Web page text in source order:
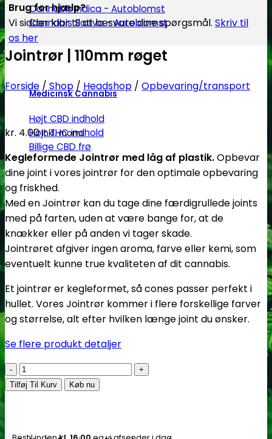
Cannabis Indica - Autoblomst
Cannabis Sativa - Autoblomst
Medicinsk Cannabis
Højt CBD indhold
Højt THC indhold
Billige CBD frø
Brug for hjælp?
Vi sidder klar til at besvare dine spørgsmål. Skriv til
os her
Jointrør | 110mm røget
Forside / Shop / Headshop / Opbevaring/transport
kr. 4.00 Inkl. moms
Kegleformede Jointrør med låg af plastik.Opbevar
dine joint i vores jointrør for den optimale opbevaring
og friskhed.
Med en Jointrør kan du tage dine færdigrullede joints
med på farten, uden at være bange for, at de
knækker eller på anden vi tager skade.
Jointrøret afgiver ingen aroma, farve eller kemi, som
eventuelt kunne true kvaliteten af dit cannabis.
Et jointrør er kegleformet, så cones passer perfekt i
hullet. Vores Jointrør kommer i flere forskellige farver
og størrelse, alt efter hvilken længe joint du ønsker.
Se flere produkt detaljer
Jointrør
|
Tilføj Til Kurv Køb nu